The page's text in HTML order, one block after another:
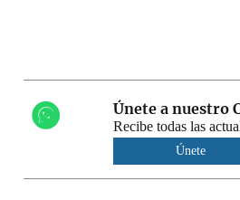
Únete a nuestro
Recibe todas las
Únete